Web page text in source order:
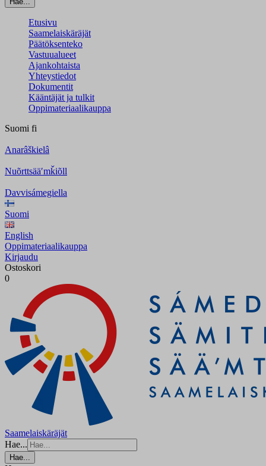
Etusivu
Saamelaiskäräjät
Päätöksenteko
Vastuualueet
Ajankohtaista
Yhteystiedot
Dokumentit
Kääntäjät ja tulkit
Oppimateriaalikauppa
Suomi fi
Anarâškielâ
Nuõrttsääʹmǩiõll
Davvisámegiella
Suomi
English
Oppimateriaalikauppa
Kirjaudu
Ostoskori
0
Saamelaiskäräjät
Hae...
Hae...